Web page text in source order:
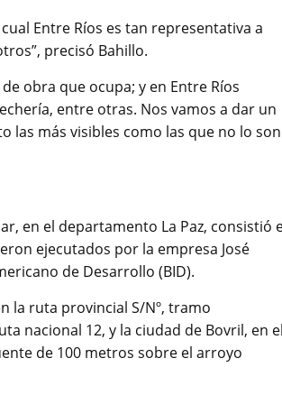
Entre Ríos es tan representativa a
precisó Bahillo.
obra que ocupa; y en Entre Ríos
entre otras. Nos vamos a dar un
más visibles como las que no lo son
en el departamento La Paz, consistió
ejecutados por la empresa José
de Desarrollo (BID).
la ruta provincial S/Nº, tramo
nacional 12, y la ciudad de Bovril, en
de 100 metros sobre el arroyo